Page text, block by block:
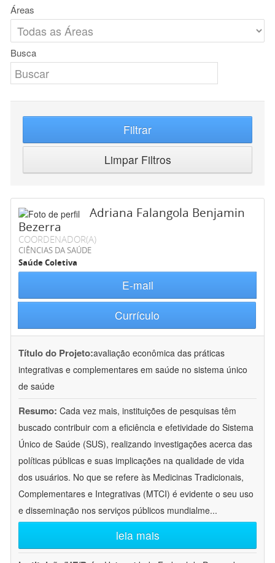
Áreas
Busca
Filtrar
Limpar Filtros
Adriana Falangola Benjamin
Bezerra
COORDENADOR(A)
CIÊNCIAS DA SAÚDE
Saúde Coletiva
E-mail
Currículo
Título do Projeto:avaliação econômica das práticas
integrativas e complementares em saúde no sistema único
de saúde
Resumo: Cada vez mais, instituições de pesquisas têm
buscado contribuir com a eficiência e efetividade do Sistema
Único de Saúde (SUS), realizando investigações acerca das
políticas públicas e suas implicações na qualidade de vida
dos usuários. No que se refere às Medicinas Tradicionais,
Complementares e Integrativas (MTCI) é evidente o seu uso
e disseminação nos serviços públicos mundialme...
leia mais